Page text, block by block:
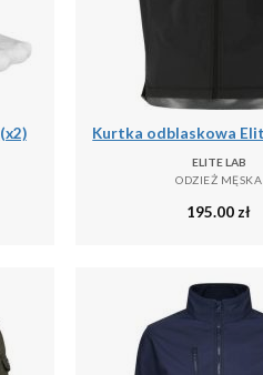
ELITE LAB
ODZIEŻ MĘSKA
195.00 zł